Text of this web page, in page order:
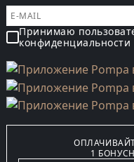
Принимаю
конфиденциальности
1